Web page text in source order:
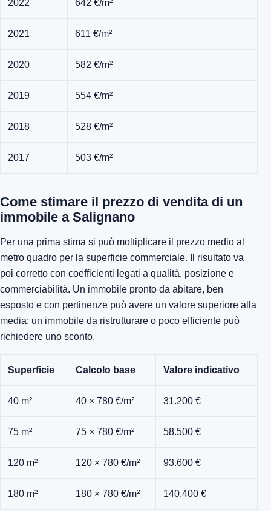
2022 642 €/m²
2021 611 €/m²
2020 582 €/m²
2019 554 €/m²
2018 528 €/m²
2017 503 €/m²
Come stimare il prezzo di vendita di un
immobile a Salignano
Per una prima stima si può moltiplicare il prezzo medio al
metro quadro per la superficie commerciale. Il risultato va
poi corretto con coefficienti legati a qualità, posizione e
commerciabilità. Un immobile pronto da abitare, ben
esposto e con pertinenze può avere un valore superiore alla
media; un immobile da ristrutturare o poco efficiente può
richiedere uno sconto.
Superficie Calcolo base Valore indicativo
40 m² 40 × 780 €/m² 31.200 €
75 m² 75 × 780 €/m² 58.500 €
120 m² 120 × 780 €/m² 93.600 €
180 m² 180 × 780 €/m² 140.400 €